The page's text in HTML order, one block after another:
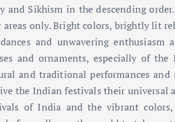
Sikhism in the descending
only. Bright colors, brightly lit
and unwavering enthusiasm
and ornaments, especially of the
and traditional performances and
the Indian festivals their universal
of India and the vibrant